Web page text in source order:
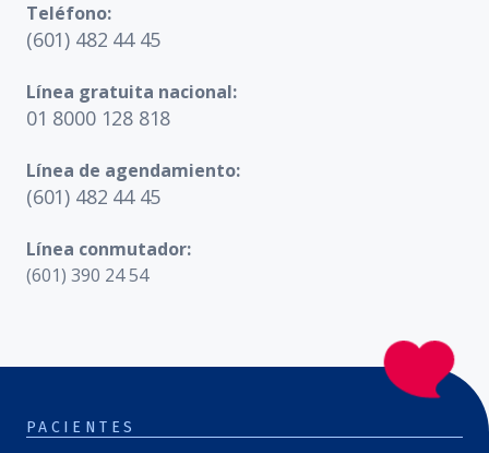
Teléfono:
(601) 482 44 45
Línea gratuita nacional:
01 8000 128 818
Línea de agendamiento:
(601) 482 44 45
Línea conmutador:
(601) 390 24 54
PACIENTES